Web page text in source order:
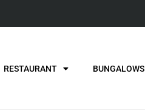
RESTAURANT BUNGALOWS